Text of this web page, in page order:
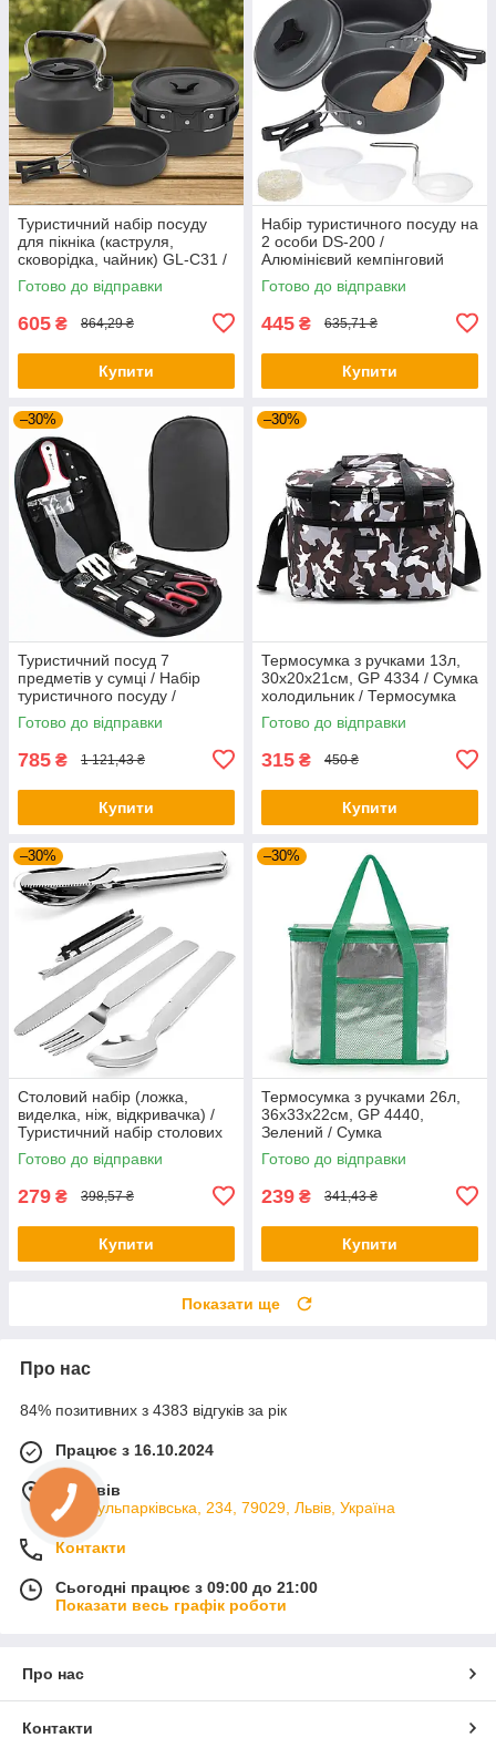
Туристичний набір посуду
для пікніка (каструля,
сковорідка, чайник) GL-C31 /
Посуд туристичний
Готово до відправки
605 ₴ 864,29 ₴
Купити
Набір туристичного посуду на
2 особи DS-200 /
Алюмінієвий кемпінговий
набір посуду / Похідний
посуд
Готово до відправки
445 ₴ 635,71 ₴
Купити
–30%
Туристичний посуд 7
предметів у сумці / Набір
туристичного посуду /
Кухонне приладдя для
кемпінгу
Готово до відправки
785 ₴ 1 121,43 ₴
Купити
–30%
Термосумка з ручками 13л,
30х20х21см, GP 4334 / Сумка
холодильник / Термосумка
для їжі та напоїв
Готово до відправки
315 ₴ 450 ₴
Купити
–30%
Столовий набір (ложка,
виделка, ніж, відкривачка) /
Туристичний набір столових
приборів
Готово до відправки
279 ₴ 398,57 ₴
Купити
–30%
Термосумка з ручками 26л,
36x33x22см, GP 4440,
Зелений / Сумка
холодильник / Сумка термос /
Термосумка для їжі
Готово до відправки
239 ₴ 341,43 ₴
Купити
Показати ще
Про нас
84% позитивних з 4383 відгуків за рік
Працює з 16.10.2024
м. Львів
вул. Кульпарківська, 234, 79029, Львів, Україна
Контакти
Сьогодні працює з 09:00 до 21:00
Показати весь графік роботи
Про нас
Контакти